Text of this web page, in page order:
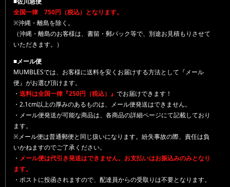
全国一律 750円（税込）となります。
※沖縄・離島を除く。
（沖縄・離島のお客様は、書留・郵パック等で、別途お見積もりさせて
いただきます。）
■メール便
MUMBLESでは、お客様に送料を安くお届けする方法として『メール
便』がお選び頂けます。
・ 送料は全国一律『250円（税込）』 でお届けできます！
・2.1cm以上の厚みのあるものは、メール便発送はできません。
・メール便発送が可能な商品は、各商品の詳細ページにて記載しており
ます。
※メール便は普通郵便と同じ扱いになります。紛失事故の際、責任は負
いかねますのでご了承ください。
・ メール便は代引き発送はできません。お支払いはお振込みのみとなり
ます。
・ポストに投函されますので、配達員からの受取りは不要となります。